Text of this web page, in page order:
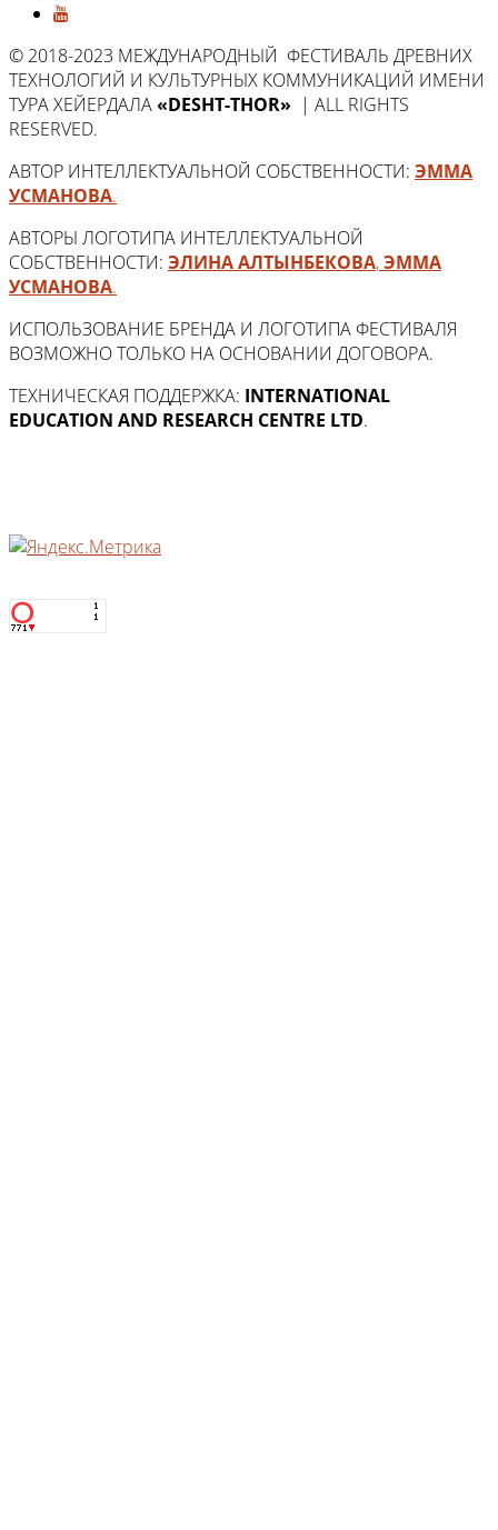
© 2018-2023 МЕЖДУНАРОДНЫЙ ФЕСТИВАЛЬ ДРЕВНИХ
ТЕХНОЛОГИЙ И КУЛЬТУРНЫХ КОММУНИКАЦИЙ ИМЕНИ
ТУРА ХЕЙЕРДАЛА«DESHT-THOR» | ALL RIGHTS
RESERVED.
АВТОР ИНТЕЛЛЕКТУАЛЬНОЙ СОБСТВЕННОСТИ: ЭММА
УСМАНОВА.
АВТОРЫ ЛОГОТИПА ИНТЕЛЛЕКТУАЛЬНОЙ
СОБСТВЕННОСТИ: ЭЛИНА АЛТЫНБЕКОВА,ЭММА
УСМАНОВА.
ИСПОЛЬЗОВАНИЕ БРЕНДА И ЛОГОТИПА ФЕСТИВАЛЯ
ВОЗМОЖНО ТОЛЬКО НА ОСНОВАНИИ ДОГОВОРА.
ТЕХНИЧЕСКАЯ ПОДДЕРЖКА: INTERNATIONAL
EDUCATION AND RESEARCH CENTRE LTD.